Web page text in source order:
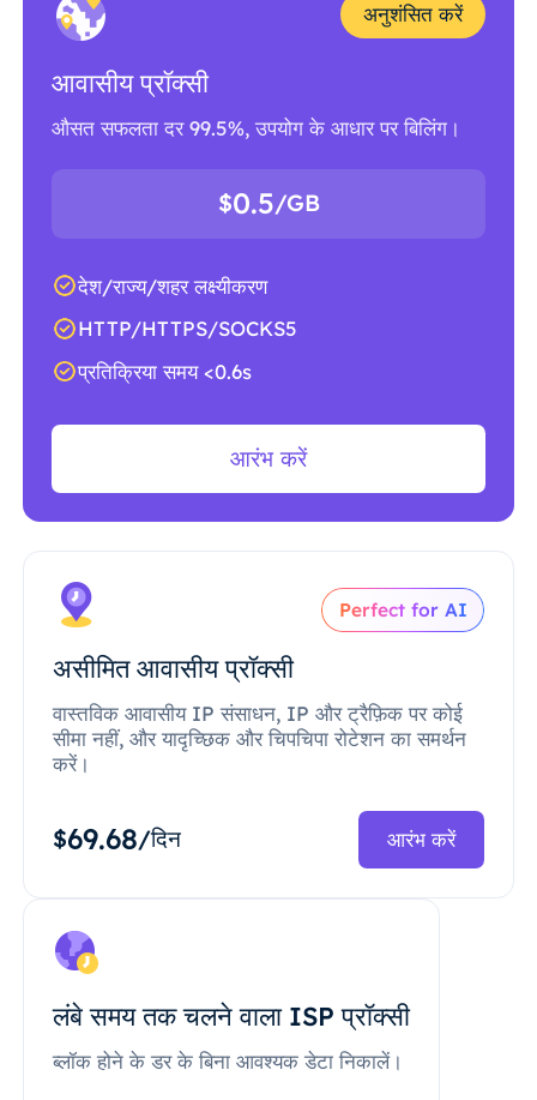
अनुशंसित करें
आवासीय प्रॉक्सी
औसत सफलता दर 99.5%, उपयोग के आधार पर बिलिंग।
$0.5/GB
देश/राज्य/शहर लक्ष्यीकरण
HTTP/HTTPS/SOCKS5
प्रतिक्रिया समय <0.6s
आरंभ करें
Perfect for AI
असीमित आवासीय प्रॉक्सी
वास्तविक आवासीय IP संसाधन, IP और ट्रैफ़िक पर कोई
सीमा नहीं, और यादृच्छिक और चिपचिपा रोटेशन का समर्थन
करें।
$69.68/दिन आरंभ करें
लंबे समय तक चलने वाला ISP प्रॉक्सी
ब्लॉक होने के डर के बिना आवश्यक डेटा निकालें।